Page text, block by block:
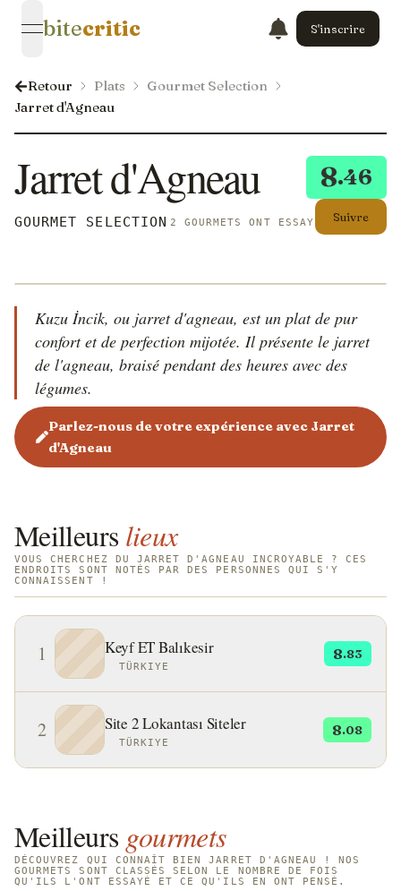
open navigation menu
bitecritic S'inscrire
Retour Plats
Gourmet Selection
Jarret d'Agneau
8.46
Suivre
Jarret d'Agneau
GOURMET SELECTION 2 GOURMETS ONT ESSAYÉ CECI
Kuzu İncik, ou jarret d'agneau, est un plat de pur
confort et de perfection mijotée. Il présente le jarret
de l'agneau, braisé pendant des heures avec des
légumes.
Parlez-nous de votre expérience avec Jarret
d'Agneau
Meilleurs lieux
VOUS CHERCHEZ DU JARRET D'AGNEAU INCROYABLE ? CES
ENDROITS SONT NOTÉS PAR DES PERSONNES QUI S'Y
CONNAISSENT !
1 Keyf ET Balıkesir
TÜRKIYE
8.83
2 Site 2 Lokantası Siteler
TÜRKIYE
8.08
Meilleurs gourmets
DÉCOUVREZ QUI CONNAÎT BIEN JARRET D'AGNEAU ! NOS
GOURMETS SONT CLASSÉS SELON LE NOMBRE DE FOIS
QU'ILS L'ONT ESSAYÉ ET CE QU'ILS EN ONT PENSÉ.